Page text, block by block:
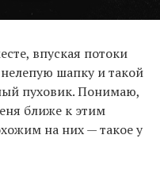
впуская потоки
шапку и такой
пуховик. Понимаю,
ближе к этим
на них — такое у